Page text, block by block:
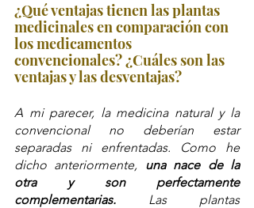
¿Qué ventajas tienen las plantas
medicinales en comparación con
los medicamentos
convencionales? ¿Cuáles son las
ventajas y las desventajas?
A mi parecer, la medicina natural y la
convencional no deberían estar
separadas ni enfrentadas. Como he
dicho anteriormente, una nace de la
otra y son perfectamente
complementarias. Las plantas